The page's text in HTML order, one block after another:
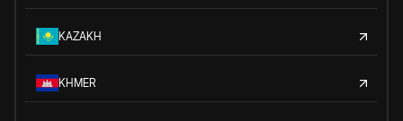
KAZAKH
KHMER